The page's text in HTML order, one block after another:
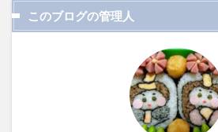
このブログの管理人